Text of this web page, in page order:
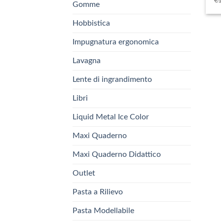
Gomme
Hobbistica
Impugnatura ergonomica
Lavagna
Lente di ingrandimento
Libri
Liquid Metal Ice Color
Maxi Quaderno
Maxi Quaderno Didattico
Outlet
Pasta a Rilievo
Pasta Modellabile